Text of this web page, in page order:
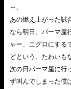
～。
あの燃え上がった試
なら明日、パーマ屋
ゃー、ニグロにする
どという、たわいも
次の日パーマ屋に行
ず叫んでしまった僕